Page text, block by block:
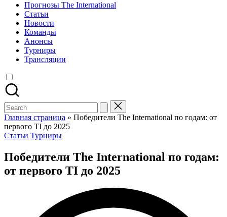
Прогнозы The International
Статьи
Новости
Команды
Анонсы
Турниры
Трансляции
Search
for:
Главная страница » Победители The International по годам: от
первого TI до 2025
Posted
Статьи Турниры
Победители The International по годам:
от первого TI до 2025